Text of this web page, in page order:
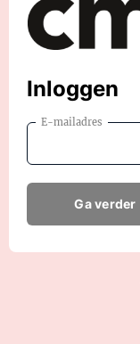
Inloggen
E-mailadres
Ga verder